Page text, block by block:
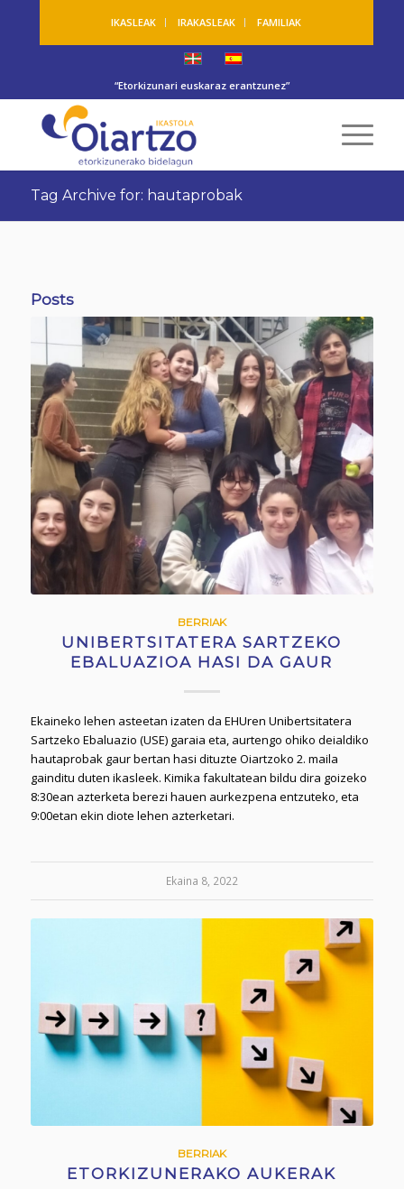
IKASLEAK IRAKASLEAK FAMILIAK
“Etorkizunari euskaraz erantzunez”
Tag Archive for: hautaprobak
Posts
BERRIAK
UNIBERTSITATERA SARTZEKO
EBALUAZIOA HASI DA GAUR
Ekaineko lehen asteetan izaten da EHUren Unibertsitatera
Sartzeko Ebaluazio (USE) garaia eta, aurtengo ohiko deialdiko
hautaprobak gaur bertan hasi dituzte Oiartzoko 2. maila
gainditu duten ikasleek. Kimika fakultatean bildu dira goizeko
8:30ean azterketa berezi hauen aurkezpena entzuteko, eta
9:00etan ekin diote lehen azterketari.
Ekaina 8, 2022
BERRIAK
ETORKIZUNERAKO AUKERAK